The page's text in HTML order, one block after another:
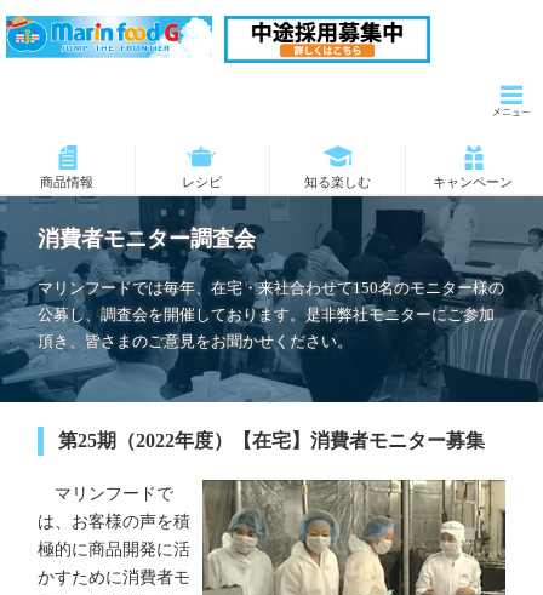
商品情報 レシピ 知る楽しむ キャンペーン
消費者モニター調査会
マリンフードでは毎年、在宅・来社合わせて150名のモニター様の
公募し、調査会を開催しております。是非弊社モニターにご参加
頂き、皆さまのご意見をお聞かせください。
第25期（2022年度）【在宅】消費者モニター募集
マリンフードで
は、お客様の声を積
極的に商品開発に活
かすために消費者モ